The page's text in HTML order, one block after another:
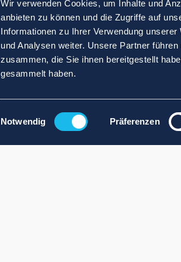
Wir verwenden Cookies, um Inhalte und
anbieten zu können und die Zugriffe auf
Informationen zu Ihrer Verwendung
und Analysen weiter. Unsere Partner
zusammen, die Sie ihnen bereitgestellt
gesammelt haben.
Einwilligungsauswahl
Notwendig Präferenzen